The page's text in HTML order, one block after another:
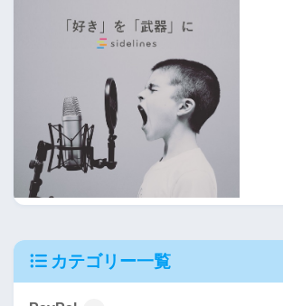
カテゴリー一覧